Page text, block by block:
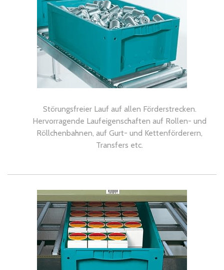
Störungsfreier Lauf auf allen Förderstrecken.
Hervorragende Laufeigenschaften auf Rollen- und
Röllchenbahnen, auf Gurt- und Kettenförderern,
Transfers etc.